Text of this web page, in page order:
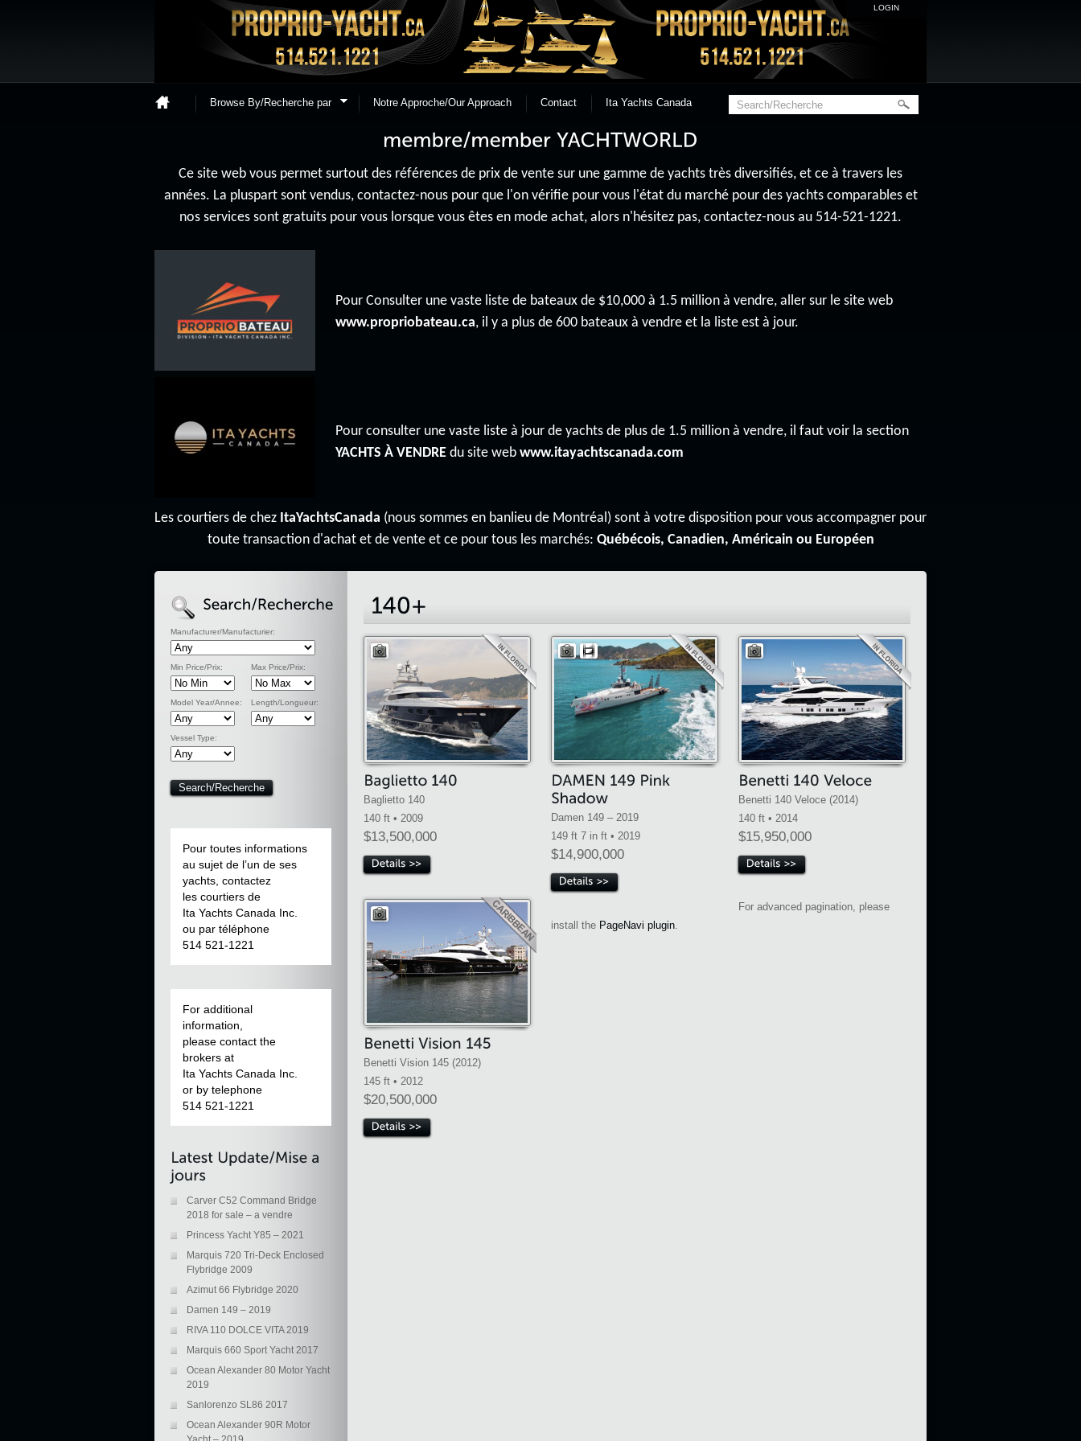
LOGIN
Browse By/Recherche par Notre Approche/Our Approach Contact Ita Yachts Canada
Ce site web vous permet surtout des références de prix de vente sur une gamme de yachts très diversifiés, et ce à travers les
années. La pluspart sont vendus, contactez-nous pour que l'on vérifie pour vous l'état du marché pour des yachts comparables et
nos services sont gratuits pour vous lorsque vous êtes en mode achat, alors n'hésitez pas, contactez-nous au 514-521-1221.
Pour Consulter une vaste liste de bateaux de $10,000 à 1.5 million à vendre, aller sur le site web
www.propriobateau.ca, il y a plus de 600 bateaux à vendre et la liste est à jour.
Pour consulter une vaste liste à jour de yachts de plus de 1.5 million à vendre, il faut voir la section
YACHTS À VENDRE du site web www.itayachtscanada.com
Les courtiers de chez ItaYachtsCanada (nous sommes en banlieu de Montréal) sont à votre disposition pour vous accompagner pour
toute transaction d'achat et de vente et ce pour tous les marchés: Québécois, Canadien, Américain ou Européen
Manufacturer/Manufacturier:
Min Price/Prix: Max Price/Prix:
Model Year/Annee: Length/Longueur:
Vessel Type:
Pour toutes informations
au sujet de l’un de ses
yachts, contactez
les courtiers de
Ita Yachts Canada Inc.
ou par téléphone
514 521-1221
For additional
information,
please contact the
brokers at
Ita Yachts Canada Inc.
or by telephone
514 521-1221
Carver C52 Command Bridge
2018 for sale – a vendre
Princess Yacht Y85 – 2021
Marquis 720 Tri-Deck Enclosed
Flybridge 2009
Azimut 66 Flybridge 2020
Damen 149 – 2019
RIVA 110 DOLCE VITA 2019
Marquis 660 Sport Yacht 2017
Ocean Alexander 80 Motor Yacht
2019
Sanlorenzo SL86 2017
Ocean Alexander 90R Motor
Baglietto 140
140 ft • 2009
$13,500,000
Damen 149 – 2019
149 ft 7 in ft • 2019
$14,900,000
Benetti 140 Veloce (2014)
140 ft • 2014
$15,950,000
Benetti Vision 145 (2012)
145 ft • 2012
$20,500,000
For advanced pagination, please
install the PageNavi plugin